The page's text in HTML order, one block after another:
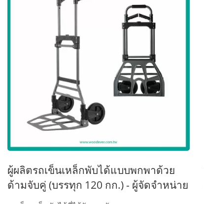
ผู้ผลิตรถเข็นเหล็กพับได้แบบพกพาด้วย
ด้ามจับคู่ (บรรทุก 120 กก.) - ผู้จัดจำหน่าย
รถเข็น OEMODM ผู้จัดจำหน่ายรถเข็นมือ